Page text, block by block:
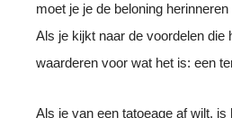
moet je je de beloning
Als je kijkt naar de voordelen die
waarderen voor wat het is: een
Als je van een tatoeage af wilt,